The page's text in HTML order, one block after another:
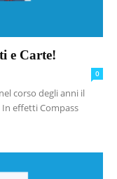
e Carte!
0
corso degli anni il
effetti Compass